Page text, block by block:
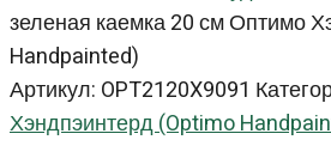
зеленая каемка 20 см Оптимо
Handpainted)
Артикул: OPT2120X9091
Хэндпэинтерд (Optimo